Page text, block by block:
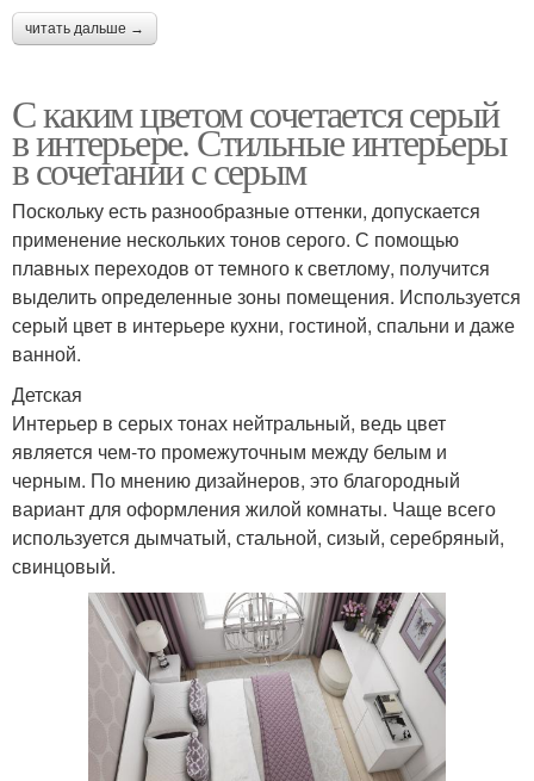
читать дальше →
С каким цветом сочетается серый
в интерьере. Стильные интерьеры
в сочетании с серым
Поскольку есть разнообразные оттенки, допускается
применение нескольких тонов серого. С помощью
плавных переходов от темного к светлому, получится
выделить определенные зоны помещения. Используется
серый цвет в интерьере кухни, гостиной, спальни и даже
ванной.
Детская
Интерьер в серых тонах нейтральный, ведь цвет
является чем-то промежуточным между белым и
черным. По мнению дизайнеров, это благородный
вариант для оформления жилой комнаты. Чаще всего
используется дымчатый, стальной, сизый, серебряный,
свинцовый.